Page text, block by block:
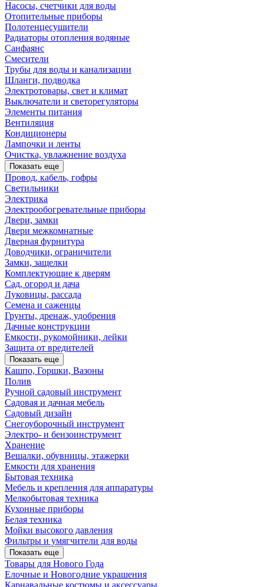
Насосы, счетчики для воды
Отопительные приборы
Полотенцесушители
Радиаторы отопления водяные
Санфаянс
Смесители
Трубы для воды и канализации
Шланги, подводка
Электротовары, свет и климат
Выключатели и светорегуляторы
Элементы питания
Вентиляция
Кондиционеры
Лампочки и ленты
Очистка, увлажнение воздуха
Показать еще
Провод, кабель, гофры
Светильники
Электрика
Электрообогревательные приборы
Двери, замки
Двери межкомнатные
Дверная фурнитура
Доводчики, ограничители
Замки, защелки
Комплектующие к дверям
Сад, огород и дача
Луковицы, рассада
Семена и саженцы
Грунты, дренаж, удобрения
Дачные конструкции
Емкости, рукомойники, лейки
Защита от вредителей
Показать еще
Кашпо, Горшки, Вазоны
Полив
Ручной садовый инструмент
Садовая и дачная мебель
Садовый дизайн
Снегоуборочный инструмент
Электро- и бензоинструмент
Хранение
Вешалки, обувницы, этажерки
Емкости для хранения
Бытовая техника
Мебель и крепления для аппаратуры
Мелкобытовая техника
Кухонные приборы
Белая техника
Мойки высокого давления
Фильтры и умягчители для воды
Показать еще
Товары для Нового Года
Елочные и Новогодние украшения
Карнавальные костюмы и аксессуары